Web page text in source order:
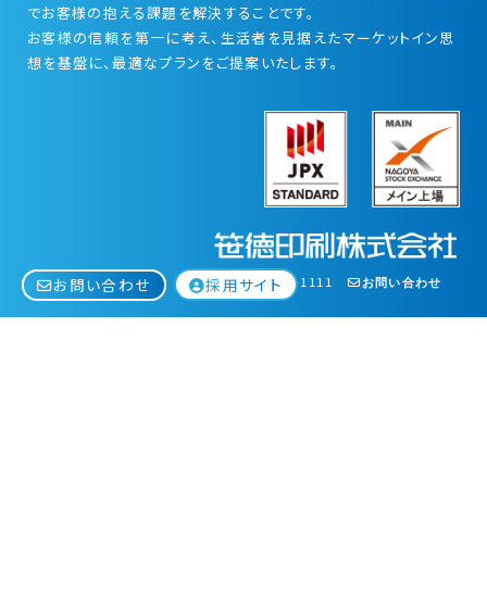
お問い合わせ 採用サイト
でお客様の抱える課題を解決することです。
お客様の信頼を第一に考え、生活者を見据えたマーケットイン思
想を基盤に、最適なプランをご提案いたします。
0562-97-1111 お問い合わせ